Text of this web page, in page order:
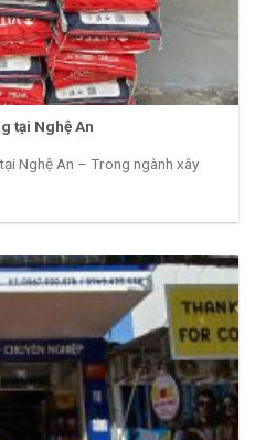
tại Nghệ An
Nghệ An – Trong ngành xây